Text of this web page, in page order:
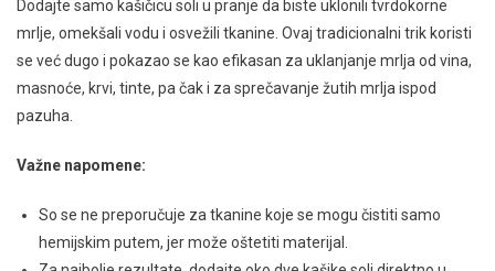
Dodajte samo kašičicu soli u pranje da biste uklonili tvrdokorne
mrlje, omekšali vodu i osvežili tkanine. Ovaj tradicionalni trik koristi
se već dugo i pokazao se kao efikasan za uklanjanje mrlja od vina,
masnoće, krvi, tinte, pa čak i za sprečavanje žutih mrlja ispod
pazuha.
Važne napomene:
So se ne preporučuje za tkanine koje se mogu čistiti samo
hemijskim putem, jer može oštetiti materijal.